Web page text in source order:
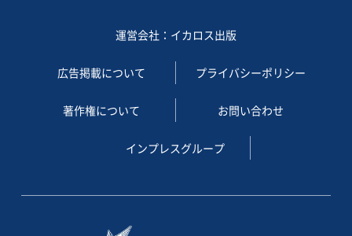
運営会社：イカロス出版
広告掲載について プライバシーポリシー
著作権について お問い合わせ
インプレスグループ